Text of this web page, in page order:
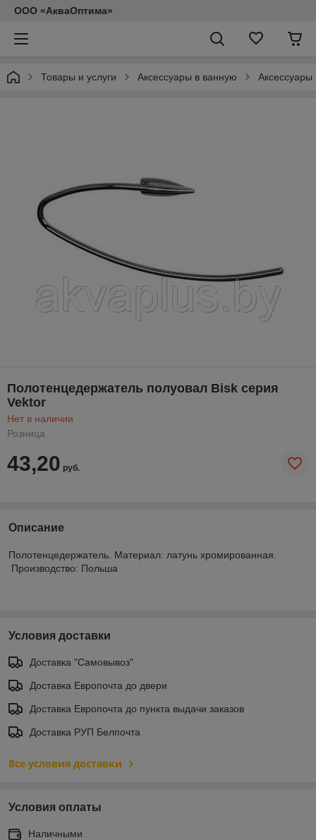
ООО «АкваОптима»
Товары и услуги Аксессуары в ванную
Полотенцедержатель полуовал Bisk серия
Vektor
Нет в наличии
Розница
43,20 руб.
Описание
Полотенцедержатель. Материал: латунь хромированная.
Производство: Польша
Условия доставки
Доставка "Самовывоз"
Доставка Европочта до двери
Доставка Европочта до пункта выдачи заказов
Доставка РУП Белпочта
Все условия доставки
Условия оплаты
Наличными